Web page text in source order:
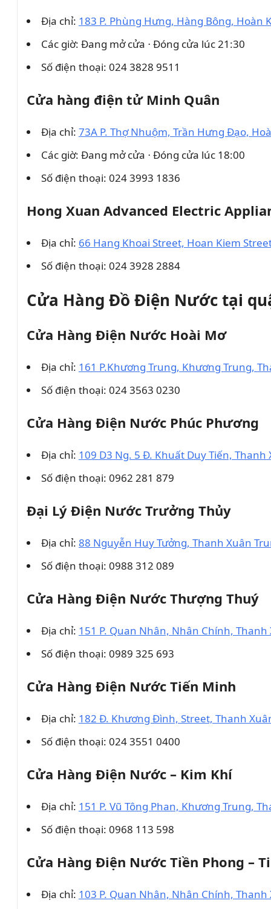
Địa chỉ: 183 P. Phùng Hưng, Hàng Bông, Hoàn
Các giờ: Đang mở cửa ⋅ Đóng cửa lúc 21:30
Số điện thoại: 024 3828 9511
Cửa hàng điện tử Minh Quân
Địa chỉ: 73A P. Thợ Nhuộm, Trần Hưng Đạo,
Các giờ: Đang mở cửa ⋅ Đóng cửa lúc 18:00
Số điện thoại: 024 3993 1836
Hong Xuan Advanced Electric
Địa chỉ: 66 Hang Khoai Street, Hoan Kiem
Số điện thoại: 024 3928 2884
Cửa Hàng Đồ Điện Nước tại
Cửa Hàng Điện Nước Hoài Mơ
Địa chỉ: 161 P.Khương Trung, Khương Trung,
Số điện thoại: 024 3563 0230
Cửa Hàng Điện Nước Phúc Phương
Địa chỉ: 109 D3 Ng. 5 Đ. Khuất Duy Tiến,
Số điện thoại: 0962 281 879
Đại Lý Điện Nước Trưởng Thủy
Địa chỉ: 88 Nguyễn Huy Tưởng, Thanh Xuân
Số điện thoại: 0988 312 089
Cửa Hàng Điện Nước Thượng Thuý
Địa chỉ: 151 P. Quan Nhân, Nhân Chính, Thanh
Số điện thoại: 0989 325 693
Cửa Hàng Điện Nước Tiến Minh
Địa chỉ: 182 Đ. Khương Đình, Street, Thanh
Số điện thoại: 024 3551 0400
Cửa Hàng Điện Nước – Kim Khí
Địa chỉ: 151 P. Vũ Tông Phan, Khương Trung,
Số điện thoại: 0968 113 598
Cửa Hàng Điện Nước Tiền Phong –
Địa chỉ: 103 P. Quan Nhân, Nhân Chính, Thanh